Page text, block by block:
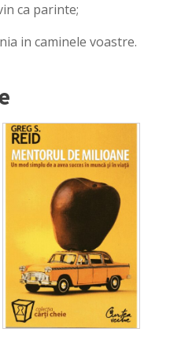
ca parinte;
in caminele voastre.